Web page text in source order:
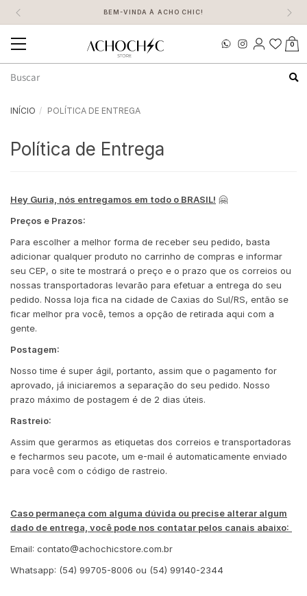
BEM-VINDA À ACHO CHIC!
Mudar
navegação
0
INÍCIO POLÍTICA DE ENTREGA
Política de Entrega
Hey Guria, nós entregamos em todo o BRASIL! 🤗
Preços e Prazos:
Para escolher a melhor forma de receber seu pedido, basta
adicionar qualquer produto no carrinho de compras e informar
seu CEP, o site te mostrará o preço e o prazo que os correios ou
nossas transportadoras levarão para efetuar a entrega do seu
pedido. Nossa loja fica na cidade de Caxias do Sul/RS, então se
ficar melhor pra você, temos a opção de retirada aqui com a
gente.
Postagem:
Nosso time é super ágil, portanto, assim que o pagamento for
aprovado, já iniciaremos a separação do seu pedido. Nosso
prazo máximo de postagem é de 2 dias úteis.
Rastreio:
Assim que gerarmos as etiquetas dos correios e transportadoras
e fecharmos seu pacote, um e-mail é automaticamente enviado
para você com o código de rastreio.
Caso permaneça com alguma dúvida ou precise alterar algum
dado de entrega, você pode nos contatar pelos canais abaixo:
Email: contato@achochicstore.com.br
Whatsapp: (54) 99705-8006 ou (54) 99140-2344